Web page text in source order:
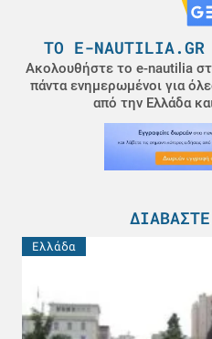
ΤΟ E-NAUTILIA.GR
Ακολουθήστε το e-nautilia
πάντα ενημερωμένοι για
από την Ελλάδα
Ελλάδα